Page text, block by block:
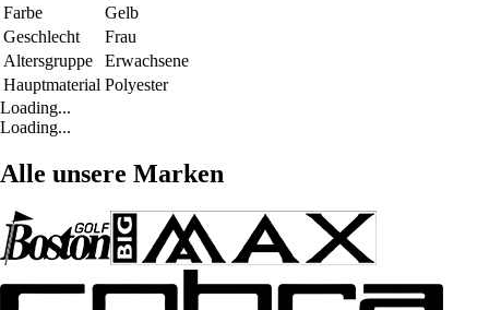
Farbe
Gelb
Geschlecht
Frau
Altersgruppe
Erwachsene
Hauptmaterial Polyester
Loading...
Loading...
Alle unsere Marken